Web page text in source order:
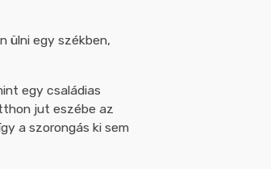
ülni egy székben,
egy családias
jut eszébe az
a szorongás ki sem